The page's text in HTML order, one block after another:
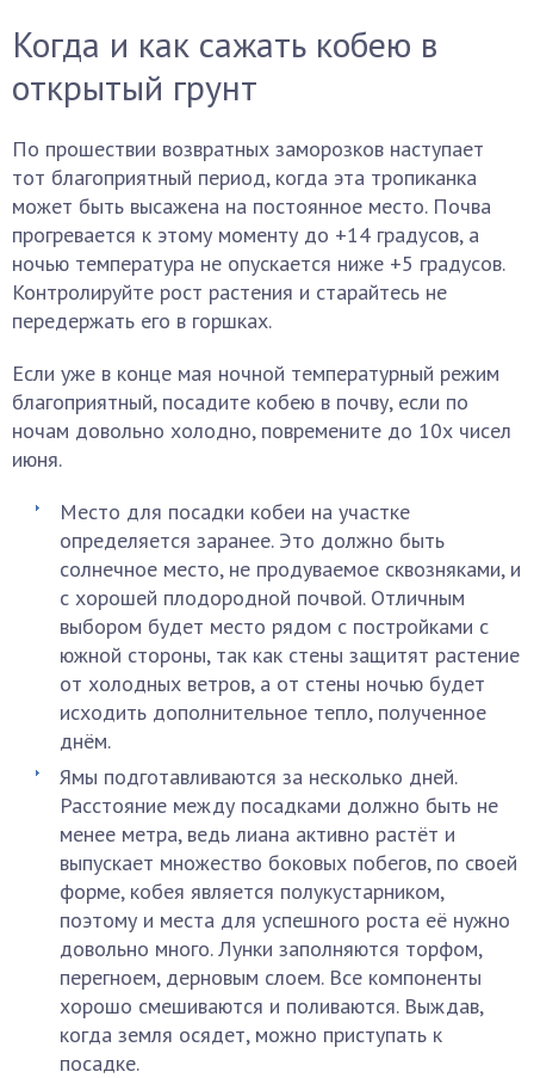
Когда и как сажать кобею в
открытый грунт
По прошествии возвратных заморозков наступает
тот благоприятный период, когда эта тропиканка
может быть высажена на постоянное место. Почва
прогревается к этому моменту до +14 градусов, а
ночью температура не опускается ниже +5 градусов.
Контролируйте рост растения и старайтесь не
передержать его в горшках.
Если уже в конце мая ночной температурный режим
благоприятный, посадите кобею в почву, если по
ночам довольно холодно, повремените до 10х чисел
июня.
Место для посадки кобеи на участке
определяется заранее. Это должно быть
солнечное место, не продуваемое сквозняками, и
с хорошей плодородной почвой. Отличным
выбором будет место рядом с постройками с
южной стороны, так как стены защитят растение
от холодных ветров, а от стены ночью будет
исходить дополнительное тепло, полученное
днём.
Ямы подготавливаются за несколько дней.
Расстояние между посадками должно быть не
менее метра, ведь лиана активно растёт и
выпускает множество боковых побегов, по своей
форме, кобея является полукустарником,
поэтому и места для успешного роста её нужно
довольно много. Лунки заполняются торфом,
перегноем, дерновым слоем. Все компоненты
хорошо смешиваются и поливаются. Выждав,
когда земля осядет, можно приступать к
посадке.